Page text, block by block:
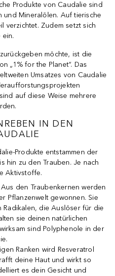
Produkte von Caudalie sind
und Mineralölen. Auf tierische
verzichtet. Zudem setzt sich
ein.
möchte, ist die
„1% for the Planet“. Das
Umsatzes von Caudalie
auf diese Weise mehrere
IN DEN
Produkte entstammen der
hin zu den Trauben. Je nach
Aktivstoffe.
Aus den Traubenkernen werden
Pflanzenwelt gewonnen. Sie
die Auslöser für die
sie deinen natürlichen
sind Polyphenole in der
Ranken wird Resveratrol
deine Haut und wirkt so
es dein Gesicht und